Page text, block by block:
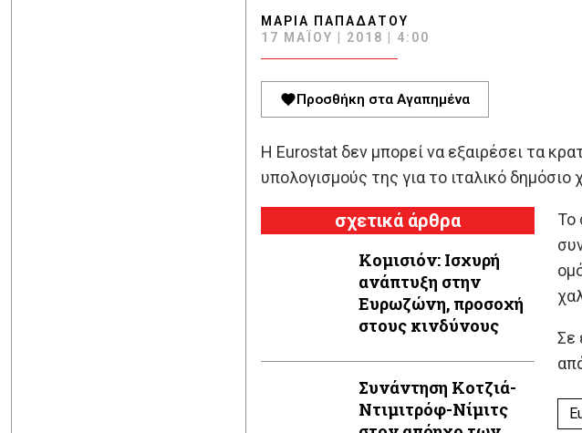
ΜΑΡΊΑ ΠΑΠΑΔΆΤΟΥ
17 ΜΑΪ́ΟΥ | 2018 | 4:00
Προσθήκη στα Αγαπημένα
H Eurostat δεν μπορεί να εξαιρέσει τα
υπολογισμούς της για το ιταλικό
σχετικά άρθρα
Κομισιόν: Ισχυρή
ανάπτυξη στην
Ευρωζώνη, προσοχή
στους κινδύνους
Συνάντηση Κοτζιά-
Ντιμιτρόφ-Νίμιτς
Το
Σε